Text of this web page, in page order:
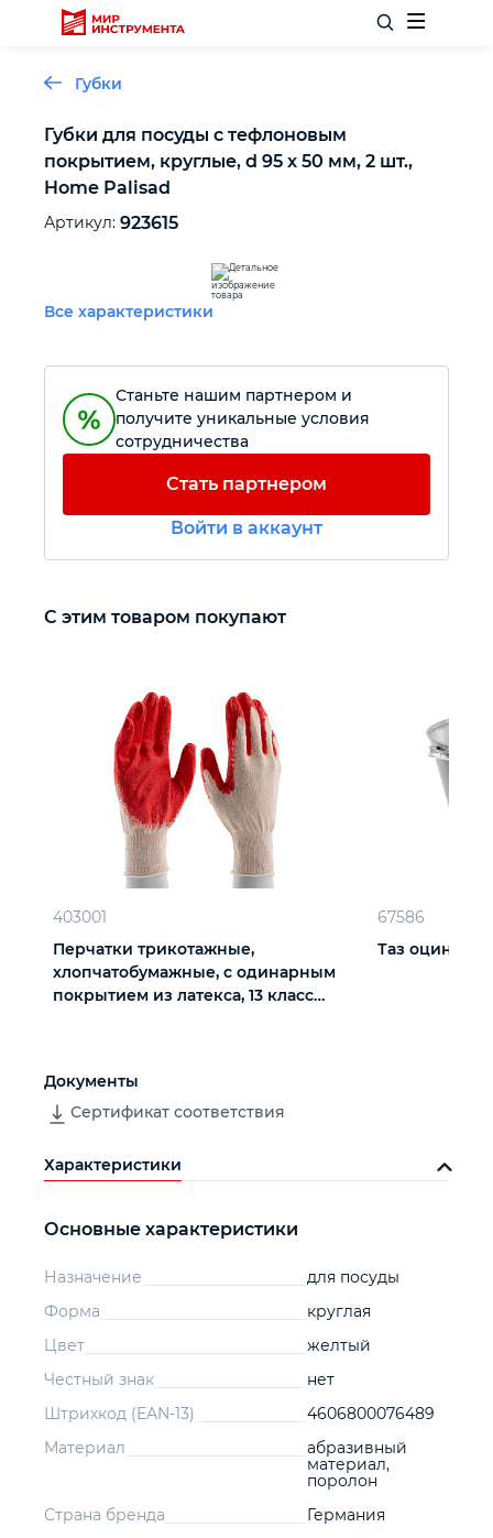
Отделочный инструмент
Слесарный инструмент
Столярный инструмент
Измерительный инструмент
Силовое оборудование
Автомобильный инструмент
Крепежный инструмент
Прочий инструмент
Губки
Губки для посуды c тефлоновым
покрытием, круглые, d 95 x 50 мм, 2 шт.,
Home Palisad
Артикул: 923615
Все характеристики
Станьте нашим партнером и
получите уникальные условия
сотрудничества
Стать партнером
Войти в аккаунт
С этим товаром покупают
403001
Перчатки трикотажные,
хлопчатобумажные, с одинарным
покрытием из латекса, 13 класс
67586
Таз
Документы
Сертификат соответствия
Характеристики
Основные характеристики
Назначение
для посуды
Форма
круглая
Цвет
желтый
Честный знак
нет
Штрихкод (EAN-13)
4606800076489
Материал
абразивный
материал,
поролон
Страна бренда
Германия